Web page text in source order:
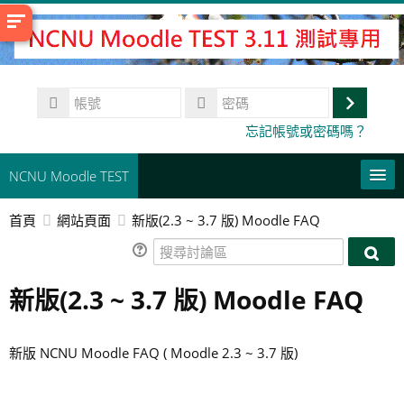
跳
至
主
登
忘記帳號或密碼嗎？
NCNU Moodle TEST
常用連結
搜
程
首頁 網站頁面 新版(2.3 ~ 3.7 版) Moodle FAQ
搜
討
論
搜
新版(2.3 ~ 3.7 版) Moodle FAQ
新版 NCNU Moodle FAQ ( Moodle 2.3 ~ 3.7 版)